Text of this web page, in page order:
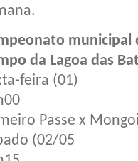
municipal
da Lagoa das
feira (01)
Passe x
(02/05